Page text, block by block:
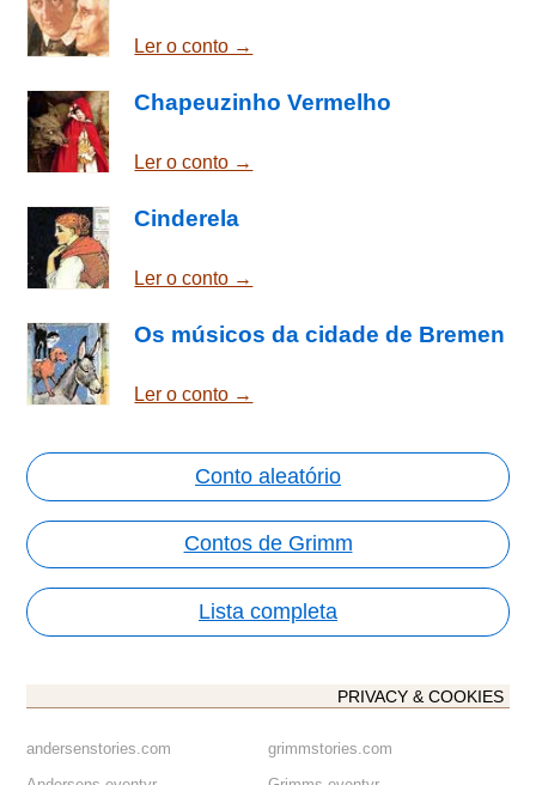
Ler o conto →
Chapeuzinho Vermelho
Ler o conto →
Cinderela
Ler o conto →
Os músicos da cidade de Bremen
Ler o conto →
Conto aleatório
Contos de Grimm
Lista completa
PRIVACY & COOKIES
andersenstories.com
grimmstories.com